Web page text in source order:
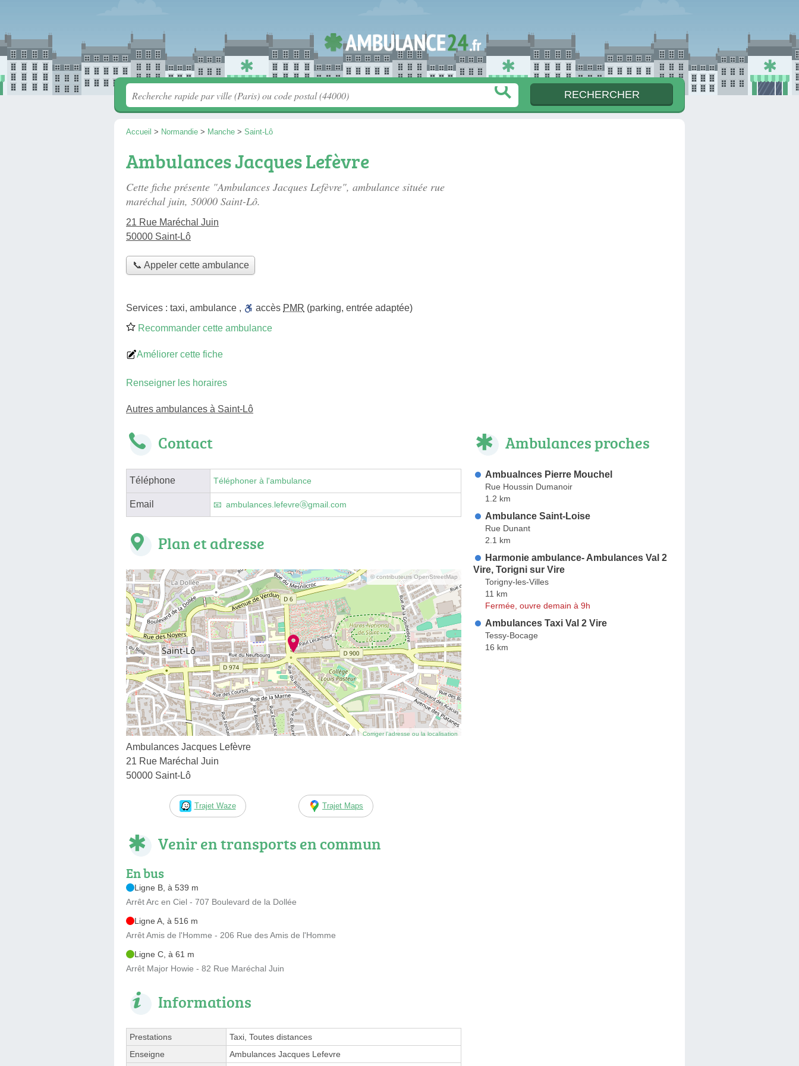
Accueil > Normandie > Manche > Saint-Lô
Ambulances Jacques Lefèvre
Cette fiche présente "Ambulances Jacques Lefèvre", ambulance située rue
maréchal juin, 50000 Saint-Lô.
21 Rue Maréchal Juin
50000 Saint-Lô
📞 Appeler cette ambulance
Services : taxi, ambulance , accès PMR (parking, entrée adaptée)
Recommander cette ambulance
Améliorer cette fiche
Renseigner les horaires
Autres ambulances à Saint-Lô
Contact
Téléphone Téléphoner à l'ambulance
Email ambulances.lefevreⓐgmail.com
Plan et adresse
© contributeurs OpenStreetMap
Corriger l’adresse ou la localisation
Ambulances Jacques Lefèvre
21 Rue Maréchal Juin
50000 Saint-Lô
Trajet Waze Trajet Maps
Venir en transports en commun
En bus
Ligne B, à 539 m
Arrêt Arc en Ciel - 707 Boulevard de la Dollée
Ligne A, à 516 m
Arrêt Amis de l'Homme - 206 Rue des Amis de l'Homme
Ligne C, à 61 m
Arrêt Major Howie - 82 Rue Maréchal Juin
Informations
Prestations
Taxi, Toutes distances
Enseigne
Ambulances Jacques Lefevre
Ambulances proches
Ambualnces Pierre Mouchel
Rue Houssin Dumanoir
1.2 km
Ambulance Saint-Loise
Rue Dunant
2.1 km
Harmonie ambulance- Ambulances Val 2
Vire, Torigni sur Vire
Torigny-les-Villes
11 km
Fermée, ouvre demain à 9h
Ambulances Taxi Val 2 Vire
Tessy-Bocage
16 km